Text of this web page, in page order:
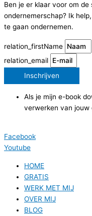
Ben je er klaar voor om
ondernemerschap? Ik
te gaan ondernemen.
relation_firstName
relation_email
Inschrijven
Als je mijn e-book
verwerken van jouw
Facebook
Youtube
HOME
GRATIS
WERK MET MIJ
OVER MIJ
BLOG